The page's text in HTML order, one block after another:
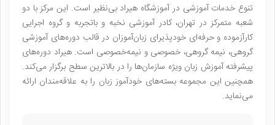
تنوع خدمات آموزشی در آموزشگاه هیراد بی‌نظیر است. این مرکز با دو
شعبه متمرکز در تهران، کادر آموزشی نخبه و باتجربه و گروه اجرایی
کارآزموده و حرفه‌ای خودپذیرای زبان‌آموزان در قالب دوره‌های آموزشی
گروهی، نیمه گروهی، خصوصی و نیمه‌خصوصی است. هیراد دوره‌های
پیشرفته آموزش زبان ویژه سازمان‌ها را در بالاترین سطح برگزار می‌کند.
همچنین این مجموعه بسته‌های خودآموز زبان را به علاقه‌مندان ارائه
می‌نماید.